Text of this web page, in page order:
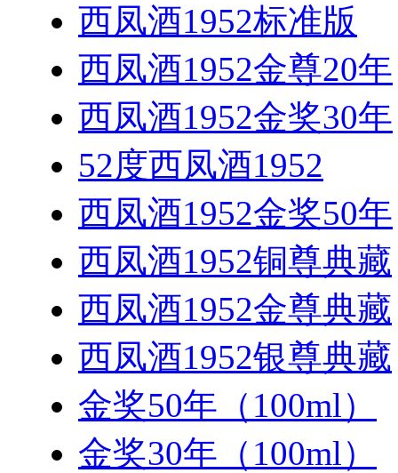
西凤酒1952标准版
西凤酒1952金尊20年
西凤酒1952金奖30年
52度西凤酒1952
西凤酒1952金奖50年
西凤酒1952铜尊典藏
西凤酒1952金尊典藏
西凤酒1952银尊典藏
金奖50年（100ml）
金奖30年（100ml）